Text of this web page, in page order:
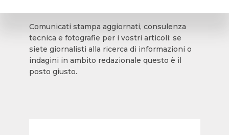
Comunicati stampa aggiornati, consulenza
tecnica e fotografie per i vostri articoli: se
siete giornalisti alla ricerca di informazioni o
indagini in ambito redazionale questo è il
posto giusto.